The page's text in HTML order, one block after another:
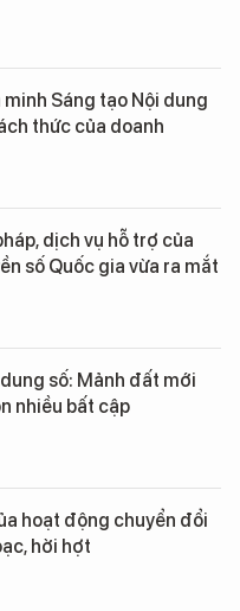
Sáng tạo Nội dung
thức của doanh
dịch vụ hỗ trợ của
số Quốc gia vừa ra mắt
số: Mảnh đất mới
nhiều bất cập
hoạt động chuyển đổi
hời hợt